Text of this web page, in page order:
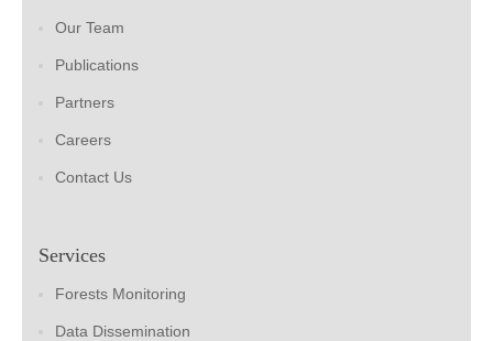
Our Team
Publications
Partners
Careers
Contact Us
Services
Forests Monitoring
Data Dissemination